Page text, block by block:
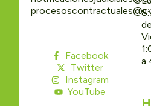
Facebook
Twitter
Instagram
YouTube
a